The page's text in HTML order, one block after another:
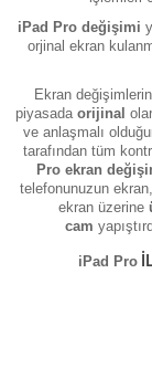
iPad Prodeğişimi
orjinal ekran
Ekran
piyasada orijinal
ve anlaşmalı
tarafından tüm
Pro ekran
telefonunuzun ekran,
ekran üzerine
cam
iPad Pro